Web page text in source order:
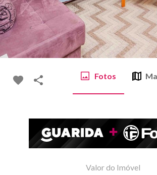
Fotos
Valor do Imóvel